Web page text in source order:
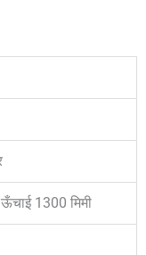
1300 मिमी